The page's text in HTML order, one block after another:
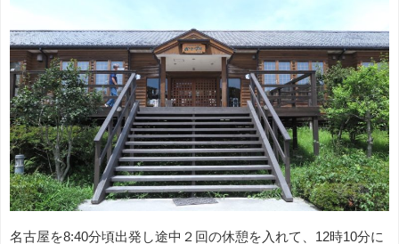
名古屋を8:40分頃出発し途中２回の休憩を入れて、12時10分に